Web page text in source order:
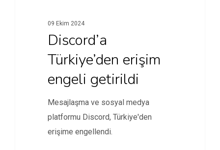
09 Ekim 2024
Discord’a
Türkiye’den erişim
engeli getirildi
Mesajlaşma ve sosyal medya
platformu Discord, Türkiye'den
erişime engellendi.